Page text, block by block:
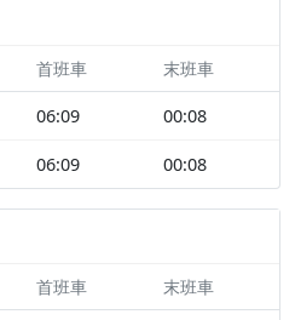
首班車 末班車
06:09 00:08
06:09 00:08
首班車 末班車